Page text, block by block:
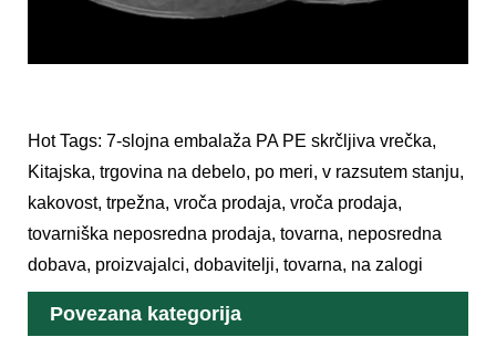
Hot Tags: 7-slojna embalaža PA PE skrčljiva vrečka,
Kitajska, trgovina na debelo, po meri, v razsutem stanju,
kakovost, trpežna, vroča prodaja, vroča prodaja,
tovarniška neposredna prodaja, tovarna, neposredna
dobava, proizvajalci, dobavitelji, tovarna, na zalogi
Povezana kategorija